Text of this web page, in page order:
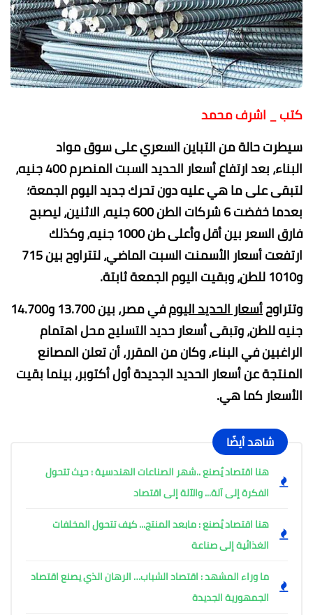
كتب _ اشرف محمد
سيطرت حالة من التباين السعري على سوق مواد
البناء، بعد ارتفاع أسعار الحديد السبت المنصرم 400 جنيه،
لتبقى على ما هي عليه دون تحرك جديد اليوم الجمعة؛
بعدما خفضت 6 شركات الطن 600 جنيه، الاثنين، ليصبح
فارق السعر بين أقل وأعلى طن 1000 جنيه، وكذلك
ارتفعت أسعار الأسمنت السبت الماضي، لتتراوح بين 715
و1010 للطن، وبقيت اليوم الجمعة ثابتة.
وتتراوحأسعار الحديد اليوم
في مصر، بين 13.700 و14.700
جنيه للطن، وتبقى أسعار حديد التسليح محل اهتمام
الراغبين في البناء، وكان من المقرر، أن تعلن المصانع
المنتجة عن أسعار الحديد الجديدة أول أكتوبر، بينما بقيت
الأسعار كما هي.
شاهد أيضًا
هنا اقتصاد يُصنع ..شهر الصناعات الهندسية : حيث تتحول
الفكرة إلى آلة... والآلة إلى اقتصاد
هنا اقتصاد يُصنع : مابعد المنتج... كيف تتحول المخلفات
الغذائية إلى صناعة
ما وراء المشهد : اقتصاد الشباب… الرهان الذي يصنع اقتصاد
الجمهورية الجديدة